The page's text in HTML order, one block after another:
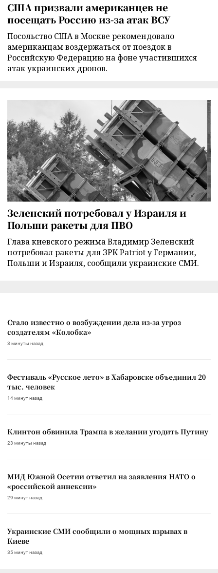
США призвали американцев не
посещать Россию из-за атак ВСУ
Посольство США в Москве рекомендовало
американцам воздержаться от поездок в
Российскую Федерацию на фоне участившихся
атак украинских дронов.
Зеленский потребовал у Израиля и
Польши ракеты для ПВО
Глава киевского режима Владимир Зеленский
потребовал ракеты для ЗРК Patriot у Германии,
Польши и Израиля, сообщили украинские СМИ.
Стало известно о возбуждении дела из-за угроз
создателям «Колобка»
3 минуты назад
Фестиваль «Русское лето» в Хабаровске объединил 20
тыс. человек
14 минут назад
Клинтон обвинила Трампа в желании угодить Путину
23 минуты назад
МИД Южной Осетии ответил на заявления НАТО о
«российской аннексии»
29 минут назад
Украинские СМИ сообщили о мощных взрывах в
Киеве
35 минут назад